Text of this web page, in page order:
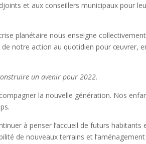
et aux conseillers municipaux pour
planétaire nous enseigne
notre action au quotidien pour œuvrer,
un avenir pour 2022.
la nouvelle génération. Nos
à penser l’accueil de futurs
de nouveaux terrains et l’aménagement